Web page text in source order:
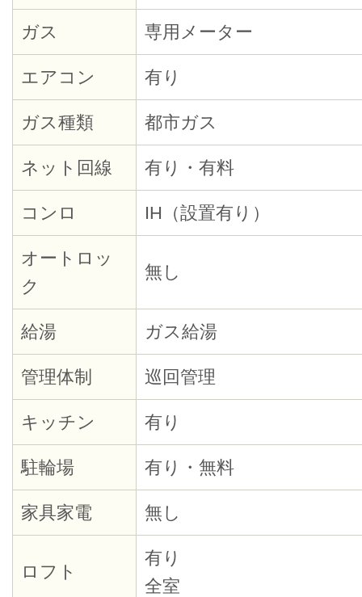
ガス 専用メーター
エアコン 有り
ガス種類 都市ガス
ネット回線 有り・有料
コンロ IH（設置有り）
オートロッ
ク
無し
給湯 ガス給湯
管理体制 巡回管理
キッチン 有り
駐輪場 有り・無料
家具家電 無し
ロフト
有り
全室